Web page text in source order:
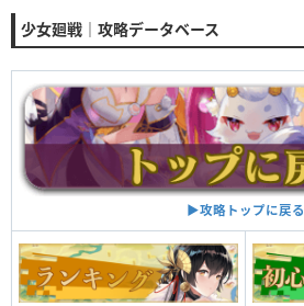
少女廻戦｜攻略データベース
▶︎攻略トップに戻る